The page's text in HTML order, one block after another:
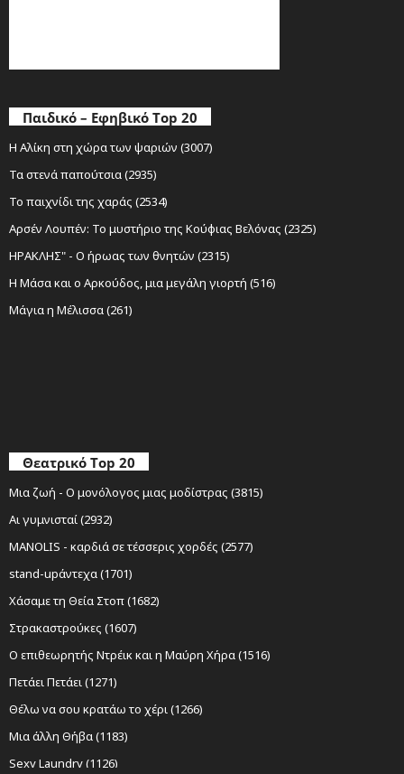
Παιδικό – Εφηβικό Top 20
Η Αλίκη στη χώρα των ψαριών (3007)
Τα στενά παπούτσια (2935)
Το παιχνίδι της χαράς (2534)
Αρσέν Λουπέν: Το μυστήριο της Κούφιας Βελόνας (2325)
ΗΡΑΚΛΗΣ" - Ο ήρωας των θνητών (2315)
Η Μάσα και ο Αρκούδος, μια μεγάλη γιορτή (516)
Μάγια η Μέλισσα (261)
Θεατρικό Top 20
Μια ζωή - Ο μονόλογος μιας μοδίστρας (3815)
Αι γυμνισταί (2932)
MANOLIS - καρδιά σε τέσσερις χορδές (2577)
stand-upάντεχα (1701)
Χάσαμε τη Θεία Στοπ (1682)
Στρακαστρούκες (1607)
Ο επιθεωρητής Ντρέικ και η Μαύρη Χήρα (1516)
Πετάει Πετάει (1271)
Θέλω να σου κρατάω το χέρι (1266)
Μια άλλη Θήβα (1183)
Sexy Laundry (1126)